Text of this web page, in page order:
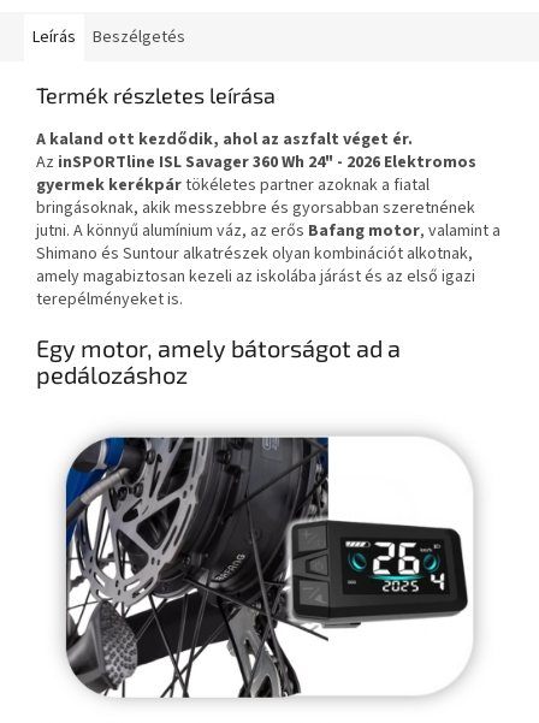
Leírás Beszélgetés
Termék részletes leírása
A kaland ott kezdődik, ahol az aszfalt véget ér.
Az inSPORTline ISL Savager 360 Wh 24" - 2026 Elektromos
gyermek kerékpártökéletes partner azoknak a fiatal
bringásoknak, akik messzebbre és gyorsabban szeretnének
jutni. A könnyű alumínium váz, az erős Bafang motor, valamint a
Shimano és Suntour alkatrészek olyan kombinációt alkotnak,
amely magabiztosan kezeli az iskolába járást és az első igazi
terepélményeket is.
Egy motor, amely bátorságot ad a
pedálozáshoz